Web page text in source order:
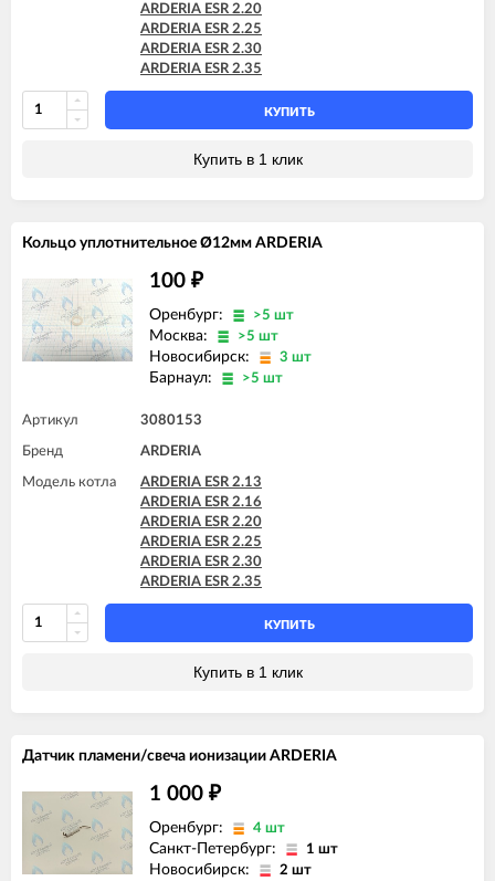
ARDERIA ESR 2.20
ARDERIA ESR 2.25
ARDERIA ESR 2.30
ARDERIA ESR 2.35
КУПИТЬ
Купить в 1 клик
Кольцо уплотнительное Ø12мм ARDERIA
100 ₽
Оренбург: >5 шт
Москва: >5 шт
Новосибирск: 3 шт
Барнаул: >5 шт
Артикул 3080153
Бренд ARDERIA
Модель котла
ARDERIA ESR 2.13
ARDERIA ESR 2.16
ARDERIA ESR 2.20
ARDERIA ESR 2.25
ARDERIA ESR 2.30
ARDERIA ESR 2.35
КУПИТЬ
Купить в 1 клик
Датчик пламени/свеча ионизации ARDERIA
1 000 ₽
Оренбург: 4 шт
Санкт-Петербург: 1 шт
Новосибирск: 2 шт